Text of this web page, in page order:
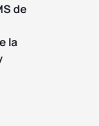
de
la